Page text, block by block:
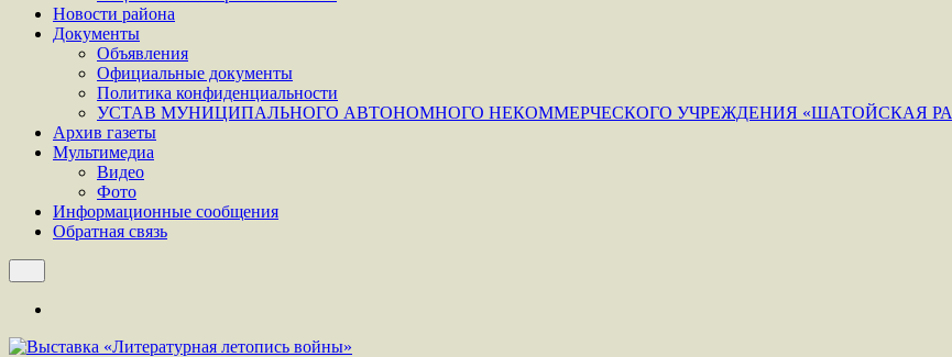
Новости района
Документы
Объявления
Официальные документы
Политика конфиденциальности
УСТАВ МУНИЦИПАЛЬНОГО АВТОНОМНОГО НЕКОММЕРЧЕСКОГО УЧРЕЖДЕНИЯ «ШАТОЙСКАЯ
Архив газеты
Мультимедиа
Видео
Фото
Информационные сообщения
Обратная связь